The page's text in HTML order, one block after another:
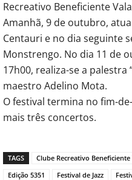
Recreativo Beneficiente
Amanhã, 9 de outubro,
Centauri e no dia seguinte
Monstrengo. No dia 11 de
17h00, realiza-se a palestra
maestro Adelino Mota.
O festival termina no fim-
mais três concertos.
TAGS Clube Recreativo Beneficiente
Edição 5351
Festival de Jazz